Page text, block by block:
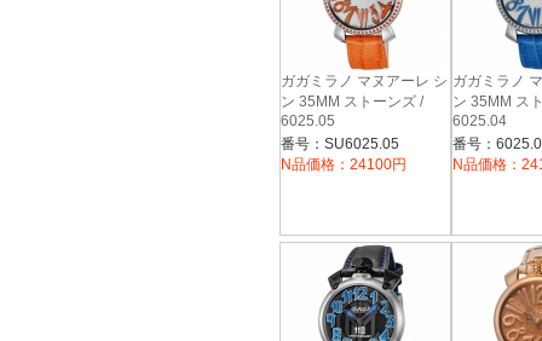
ガガミラノ マヌアーレ シ
ン 35MM ストーンズ /
6025.05
番号：SU6025.05
N品価格：24100円
ガガミラノ
ン 35MM ス
6025.04
番号：
N品価格：